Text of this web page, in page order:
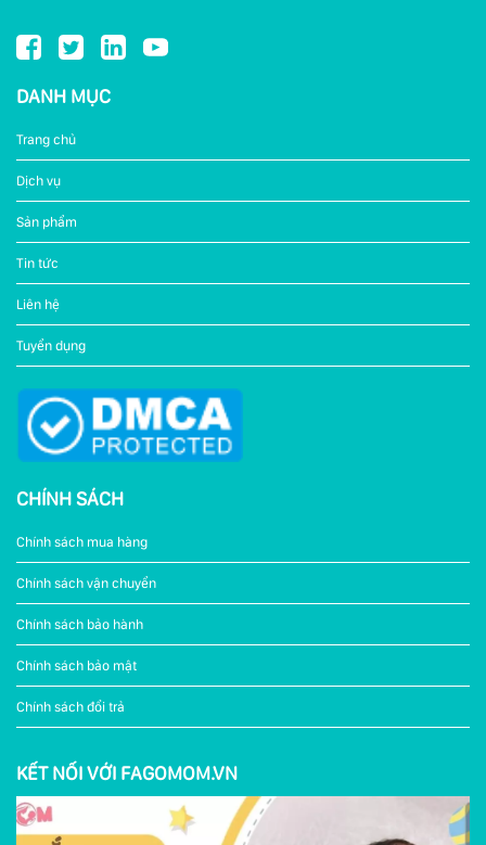
DANH MỤC
Trang chủ
Dịch vụ
Sản phẩm
Tin tức
Liên hệ
Tuyển dụng
CHÍNH SÁCH
Chính sách mua hàng
Chính sách vận chuyển
Chính sách bảo hành
Chính sách bảo mật
Chính sách đổi trả
KẾT NỐI VỚI FAGOMOM.VN